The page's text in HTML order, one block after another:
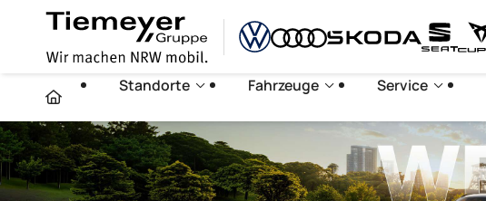
Standorte Fahrzeuge Service